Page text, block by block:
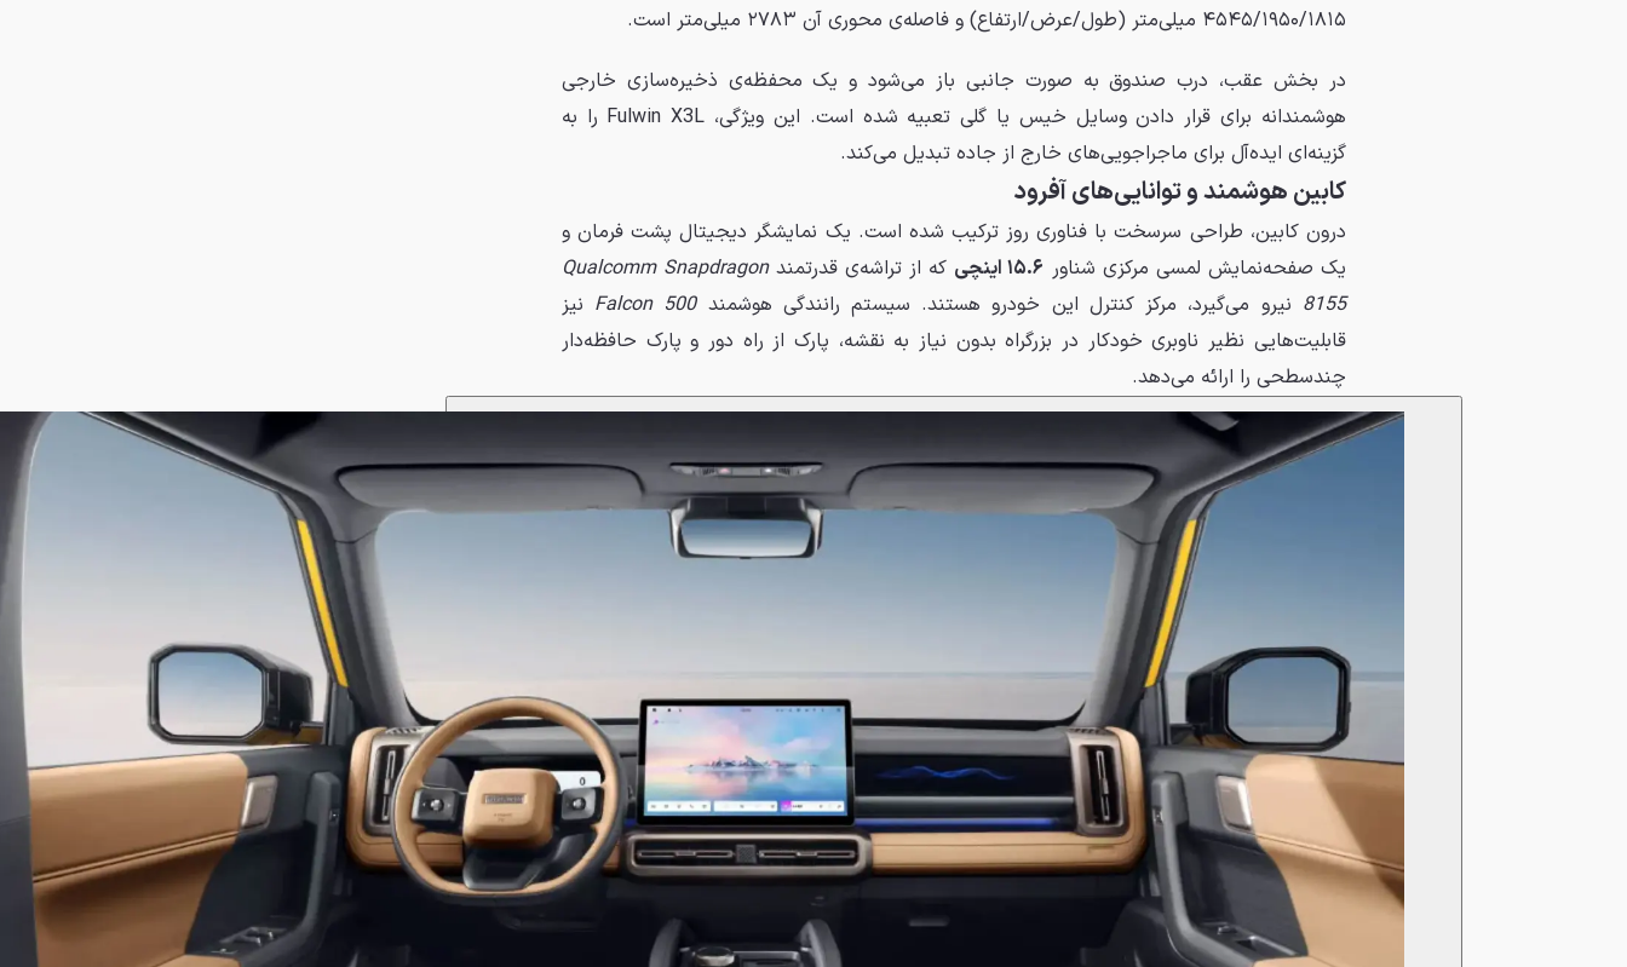
۴۵۴۵/۱۹۵۰/۱۸۱۵ میلی‌متر (طول/عرض/ارتفاع) و فاصله‌ی محوری آن ۲۷۸۳ میلی‌متر است.
در بخش عقب، درب صندوق به صورت جانبی باز می‌شود و یک محفظه‌ی ذخیره‌سازی خارجی
هوشمندانه برای قرار دادن وسایل خیس یا گلی تعبیه شده است. این ویژگی، Fulwin X3L را به
گزینه‌ای ایده‌آل برای ماجراجویی‌های خارج از جاده تبدیل می‌کند.
کابین هوشمند و توانایی‌های آفرود
درون کابین، طراحی سرسخت با فناوری روز ترکیب شده است. یک نمایشگر دیجیتال پشت فرمان و
یک صفحه‌نمایش لمسی مرکزی شناور ۱۵.۶ اینچی که از تراشه‌ی قدرتمندQualcomm Snapdragon
8155 نیرو می‌گیرد، مرکز کنترل این خودرو هستند. سیستم رانندگی هوشمندFalcon 500 نیز
قابلیت‌هایی نظیر ناوبری خودکار در بزرگراه بدون نیاز به نقشه، پارک از راه دور و پارک حافظه‌دار
چندسطحی را ارائه می‌دهد.